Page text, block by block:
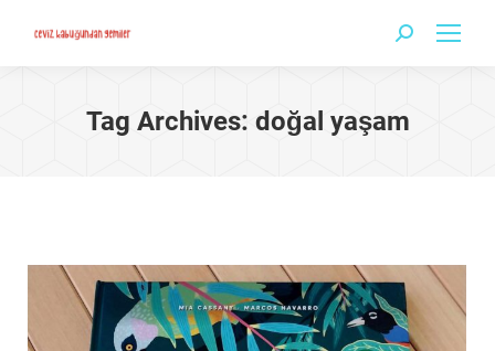
Search:
Tag Archives: doğal yaşam